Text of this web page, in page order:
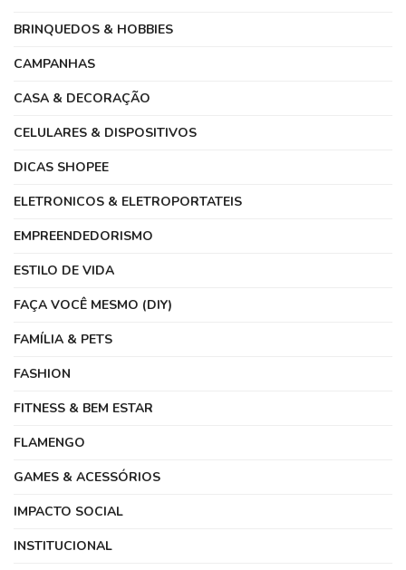
BRINQUEDOS & HOBBIES
CAMPANHAS
CASA & DECORAÇÃO
CELULARES & DISPOSITIVOS
DICAS SHOPEE
ELETRONICOS & ELETROPORTATEIS
EMPREENDEDORISMO
ESTILO DE VIDA
FAÇA VOCÊ MESMO (DIY)
FAMÍLIA & PETS
FASHION
FITNESS & BEM ESTAR
FLAMENGO
GAMES & ACESSÓRIOS
IMPACTO SOCIAL
INSTITUCIONAL